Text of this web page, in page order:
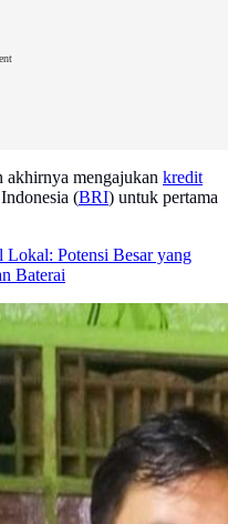
akhirnya mengajukan kredit
(BRI) untuk pertama
Lokal: Potensi Besar yang
Baterai